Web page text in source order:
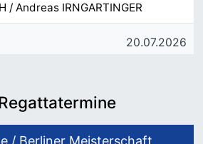
/ Andreas IRNGARTINGER
20.07.2026
/ Berliner Meisterschaft